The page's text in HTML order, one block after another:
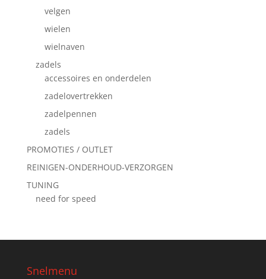
velgen
wielen
wielnaven
zadels
accessoires en onderdelen
zadelovertrekken
zadelpennen
zadels
PROMOTIES / OUTLET
REINIGEN-ONDERHOUD-VERZORGEN
TUNING
need for speed
Snelmenu